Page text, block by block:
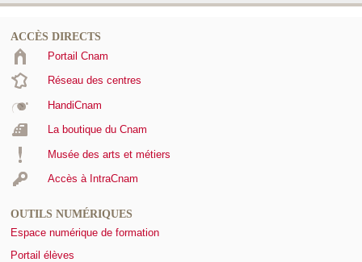
ACCÈS DIRECTS
Portail Cnam
Réseau des centres
HandiCnam
La boutique du Cnam
Musée des arts et métiers
Accès à IntraCnam
OUTILS NUMÉRIQUES
Espace numérique de formation
Portail élèves